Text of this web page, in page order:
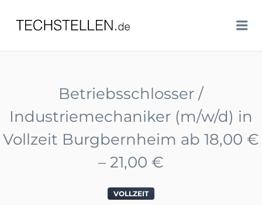
TECHSTELLEN.DE
Betriebsschlosser /
Industriemechaniker (m/w/d) in
Vollzeit Burgbernheim ab 18,00 €
– 21,00 €
VOLLZEIT